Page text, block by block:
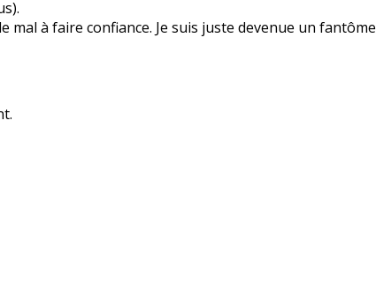
mal à faire confiance. Je suis juste devenue un fantôme